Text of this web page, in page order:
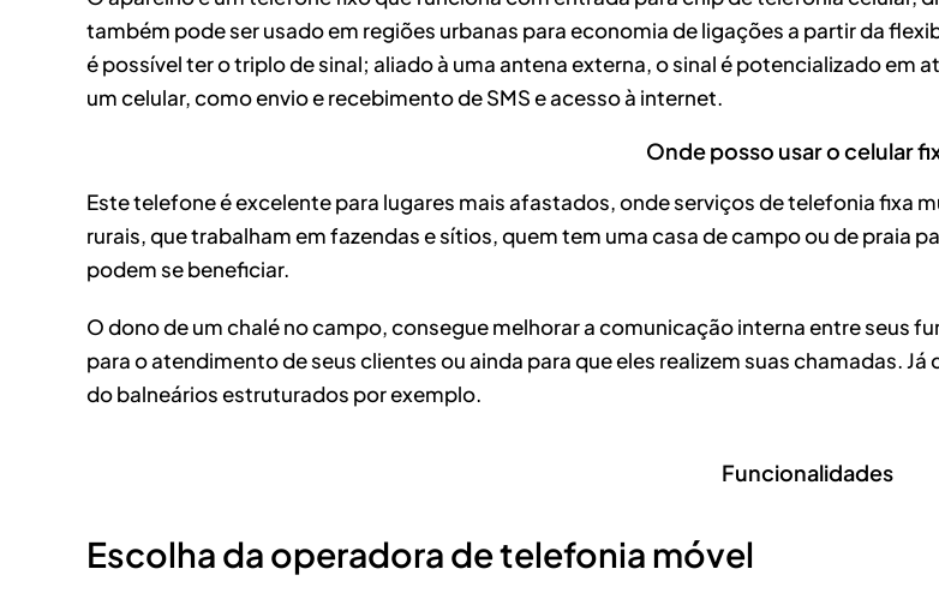
também pode ser usado em regiões urbanas para economia de ligações a partir da
é possível ter o triplo de sinal; aliado à uma antena externa, o sinal é potencializado
um celular, como envio e recebimento de SMS e acesso à internet.
Onde posso usar o celular
Este telefone é excelente para lugares mais afastados, onde serviços de telefonia fixa
rurais, que trabalham em fazendas e sítios, quem tem uma casa de campo ou de praia
podem se beneficiar.
O dono de um chalé no campo, consegue melhorar a comunicação interna entre seus
para o atendimento de seus clientes ou ainda para que eles realizem suas chamadas.
do balneários estruturados por exemplo.
Funcionalidades
Escolha da operadora de telefonia móvel